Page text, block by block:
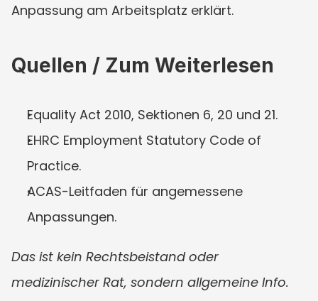
Anpassung am Arbeitsplatz erklärt.
Quellen / Zum Weiterlesen
Equality Act 2010, Sektionen 6, 20 und 21.
EHRC Employment Statutory Code of
Practice.
ACAS-Leitfaden für angemessene
Anpassungen.
Das ist kein Rechtsbeistand oder
medizinischer Rat, sondern allgemeine Info.